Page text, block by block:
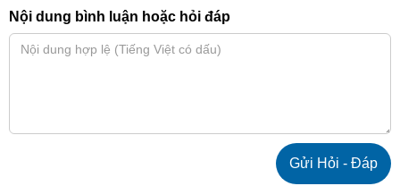
Nội dung bình luận hoặc hỏi đáp